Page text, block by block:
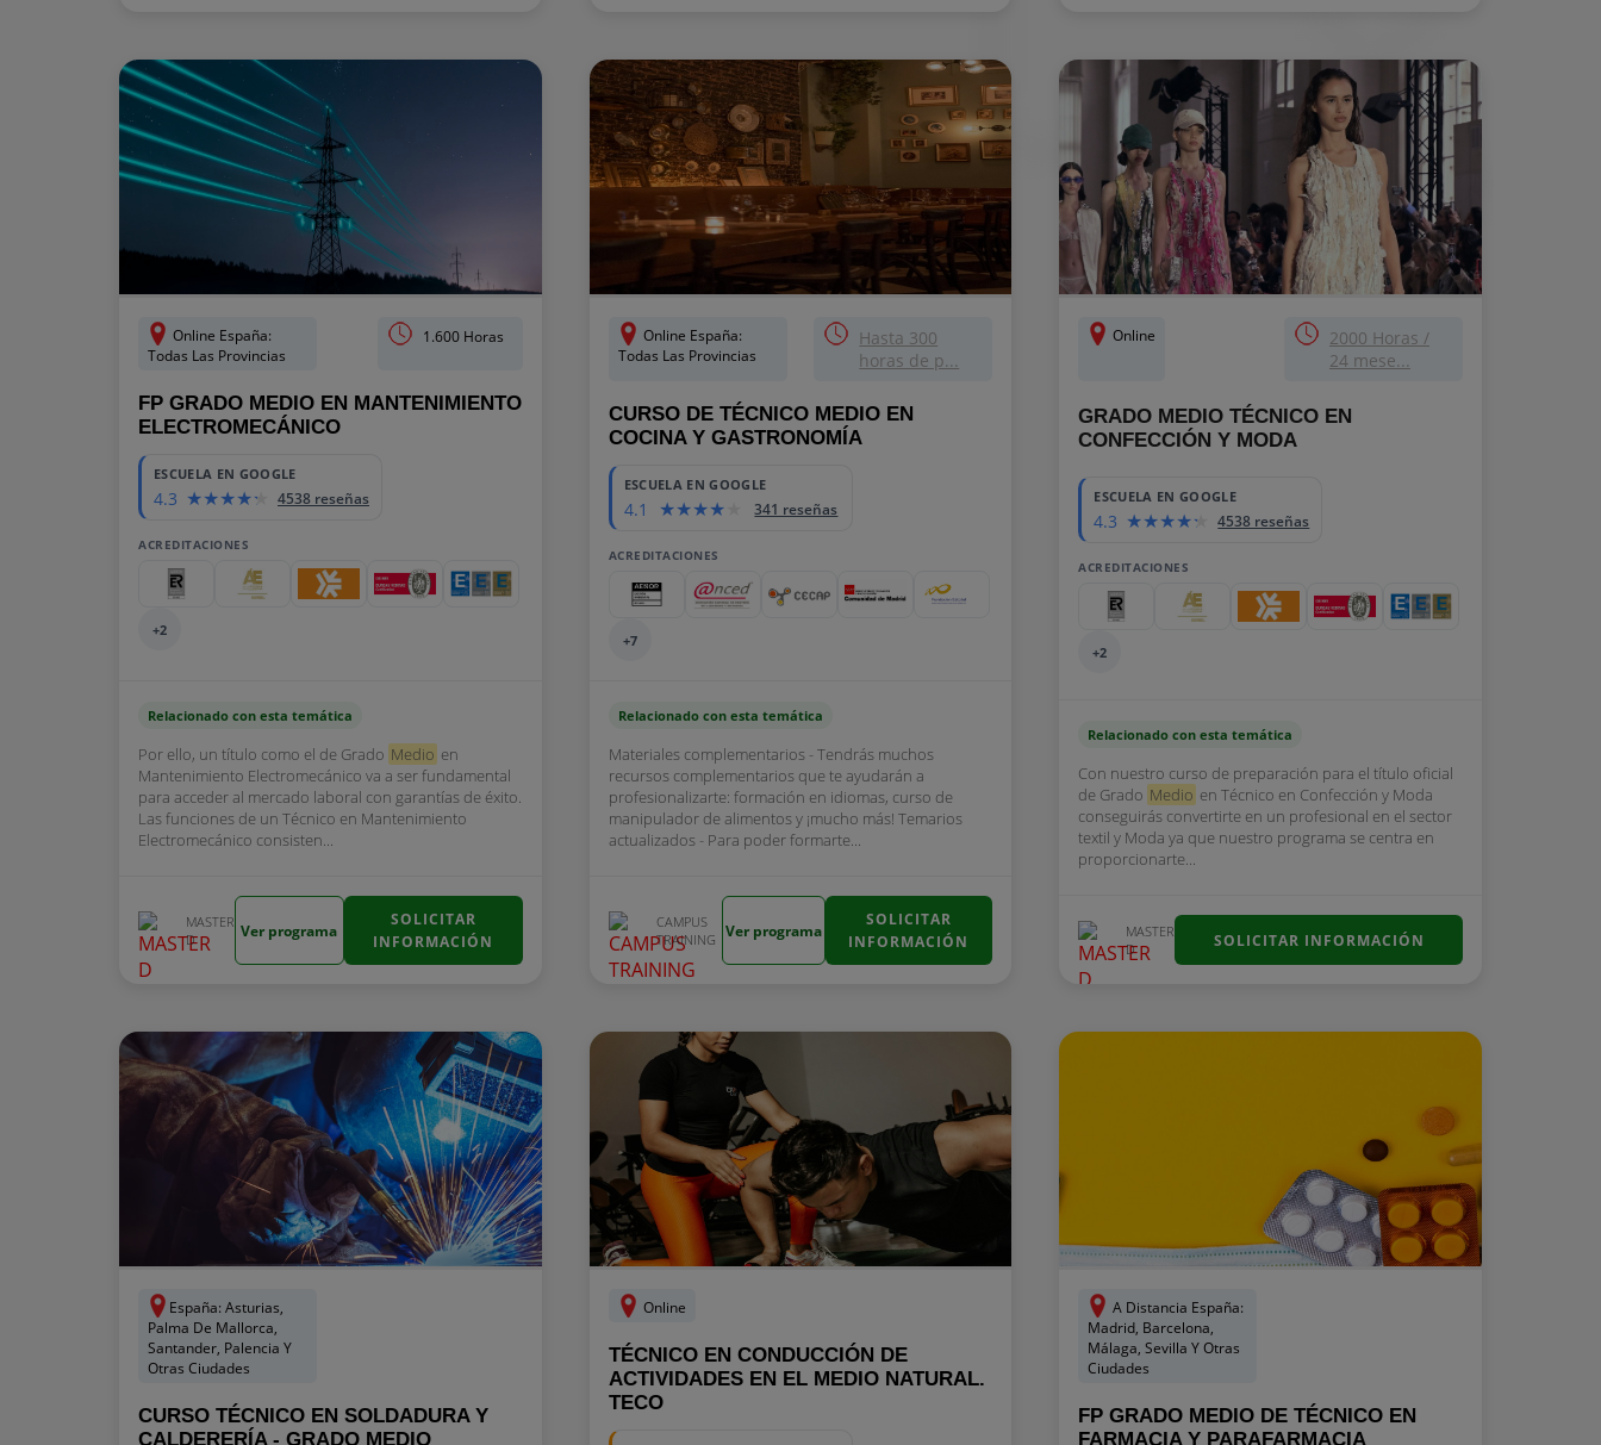
Online España:
Todas Las Provincias
1.600 Horas
FP GRADO MEDIO EN MANTENIMIENTO
ELECTROMECÁNICO
ESCUELA EN GOOGLE
4.3 4538 reseñas
ACREDITACIONES
+2
Relacionado con esta temática
Por ello, un título como el de Grado Medio en
Mantenimiento Electromecánico va a ser fundamental
para acceder al mercado laboral con garantías de éxito.
Las funciones de un Técnico en Mantenimiento
Electromecánico consisten...
MASTER
D
Ver programa
SOLICITAR
INFORMACIÓN
Online España:
Todas Las Provincias
Hasta 300
horas de p...
CURSO DE TÉCNICO MEDIO EN
COCINA Y GASTRONOMÍA
ESCUELA EN GOOGLE
4.1 341 reseñas
ACREDITACIONES
+7
Relacionado con esta temática
Materiales complementarios - Tendrás muchos
recursos complementarios que te ayudarán a
profesionalizarte: formación en idiomas, curso de
manipulador de alimentos y ¡mucho más! Temarios
actualizados - Para poder formarte...
CAMPUS
TRAINING Ver programa
SOLICITAR
INFORMACIÓN
Online
2000 Horas /
24 mese...
GRADO MEDIO TÉCNICO EN
CONFECCIÓN Y MODA
ESCUELA EN GOOGLE
4.3 4538 reseñas
ACREDITACIONES
+2
Relacionado con esta temática
Con nuestro curso de preparación para el título oficial
de Grado Medio en Técnico en Confección y Moda
conseguirás convertirte en un profesional en el sector
textil y Moda ya que nuestro programa se centra en
proporcionarte...
MASTER
D
SOLICITAR INFORMACIÓN
España: Asturias,
Palma De Mallorca,
Santander, Palencia Y
Otras Ciudades
CURSO TÉCNICO EN SOLDADURA Y
CALDERERÍA - GRADO MEDIO
Online
TÉCNICO EN CONDUCCIÓN DE
ACTIVIDADES EN EL MEDIO NATURAL.
TECO
A Distancia España:
Madrid, Barcelona,
Málaga, Sevilla Y Otras
Ciudades
FP GRADO MEDIO DE TÉCNICO EN
FARMACIA Y PARAFARMACIA